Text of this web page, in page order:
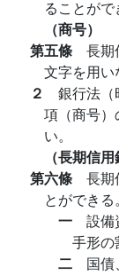
ることがで
（商号）
第五條 長期
文字を用い
２ 銀行法
項（商号
い。
（長期信
第六條 長期
とができる。
一 設備
手形の
二 国